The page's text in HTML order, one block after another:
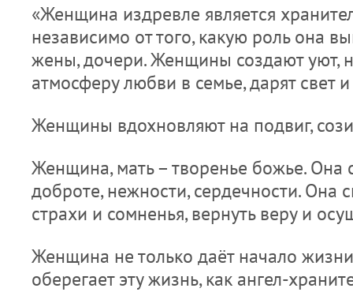
«Женщина издревле является
независимо от того, какую роль она
жены, дочери. Женщины создают уют,
атмосферу любви в семье, дарят свет
Женщины вдохновляют на подвиг,
Женщина, мать – творенье божье. Она
доброте, нежности, сердечности. Она
страхи и сомненья, вернуть веру и
Женщина не только даёт начало
оберегает эту жизнь, как ангел-